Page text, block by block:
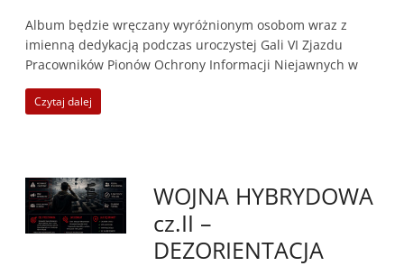
Album będzie wręczany wyróżnionym osobom wraz z
imienną dedykacją podczas uroczystej Gali VI Zjazdu
Pracowników Pionów Ochrony Informacji Niejawnych w
Czytaj dalej
WOJNA HYBRYDOWA
cz.II –
DEZORIENTACJA